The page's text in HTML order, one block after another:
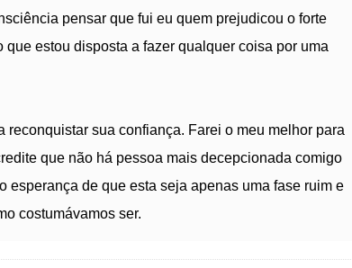
pensar que fui eu quem prejudicou o forte
estou disposta a fazer qualquer coisa por uma
reconquistar sua confiança. Farei o meu melhor para
que não há pessoa mais decepcionada comigo
esperança de que esta seja apenas uma fase ruim e
costumávamos ser.